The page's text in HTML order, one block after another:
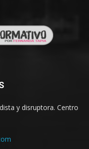
y disruptora. Centro